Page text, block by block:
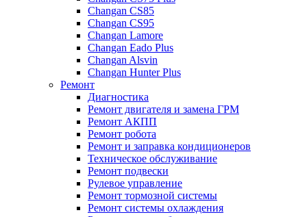
Changan CS85
Changan CS95
Changan Lamore
Changan Eado Plus
Changan Alsvin
Changan Hunter Plus
Ремонт
Диагностика
Ремонт двигателя и замена ГРМ
Ремонт АКПП
Ремонт робота
Ремонт и заправка кондиционеров
Техническое обслуживание
Ремонт подвески
Рулевое управление
Ремонт тормозной системы
Ремонт системы охлаждения